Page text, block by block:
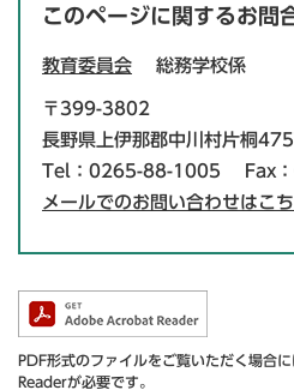
このページに関するお問
教育委員会 総務学校係
〒399-3802
長野県上伊那郡中川村片桐
Tel：0265-88-1005
Fax
メールでのお問い合わせはこ
PDF形式のファイルをご覧いただく場合
Readerが必要です。